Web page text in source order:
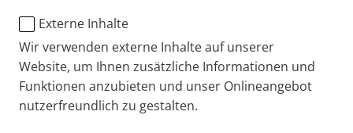
Externe Inhalte
Wir verwenden externe Inhalte auf unserer
Website, um Ihnen zusätzliche Informationen und
Funktionen anzubieten und unser Onlineangebot
nutzerfreundlich zu gestalten.
Karriere
Presseportal
eFlow Partnering